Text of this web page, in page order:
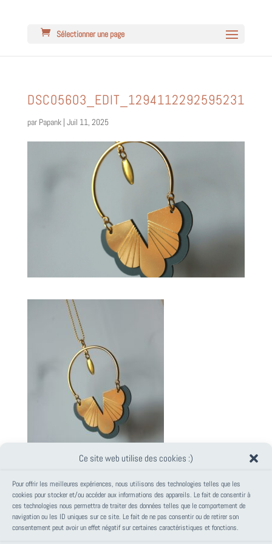
Ce site web utilise des cookies :)
Pour offrir les meilleures expériences, nous utilisons des technologies telles que les
cookies pour stocker et/ou accéder aux informations des appareils. Le fait de consentir à
ces technologies nous permettra de traiter des données telles que le comportement de
navigation ou les ID uniques sur ce site. Le fait de ne pas consentir ou de retirer son
consentement peut avoir un effet négatif sur certaines caractéristiques et fonctions.
Sélectionner une page
DSC05603_EDIT_1294112292595231
par Papank| Juil 11, 2025
PANIER
Votre panier est vide.